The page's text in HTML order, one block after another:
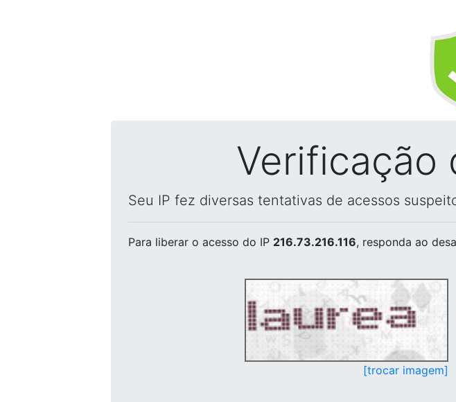
Verificação
Seu IP fez diversas tentativas de acessos
Para liberar o acesso do IP 216.73.216.116, responda ao
[trocar imagem]